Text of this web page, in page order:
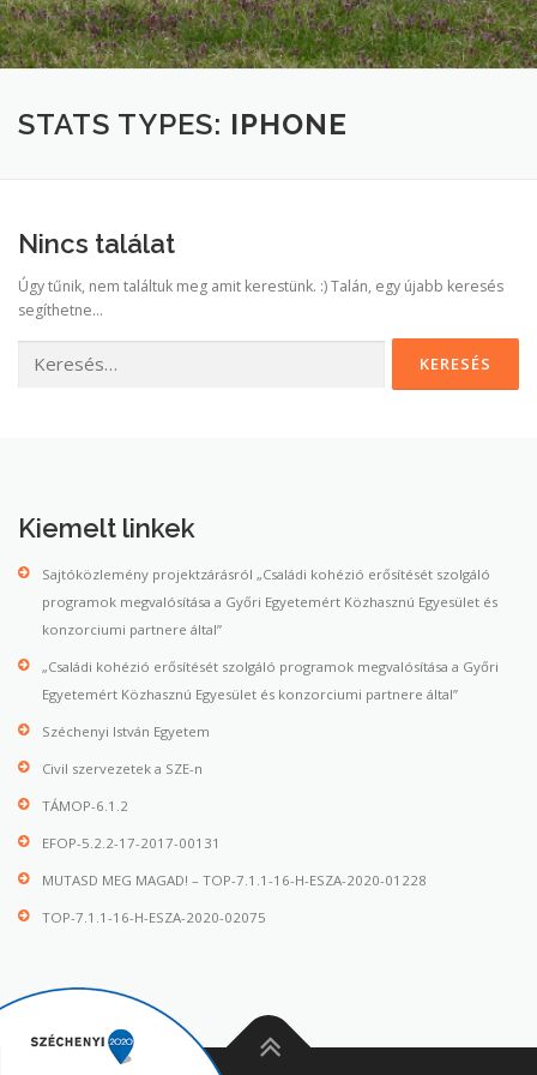
STATS TYPES: IPHONE
Nincs találat
Úgy tűnik, nem találtuk meg amit kerestünk. :) Talán, egy újabb keresés
segíthetne...
Kiemelt linkek
Sajtóközlemény projektzárásról „Családi kohézió erősítését szolgáló
programok megvalósítása a Győri Egyetemért Közhasznú Egyesület és
konzorciumi partnere által”
„Családi kohézió erősítését szolgáló programok megvalósítása a Győri
Egyetemért Közhasznú Egyesület és konzorciumi partnere által”
Széchenyi István Egyetem
Civil szervezetek a SZE-n
TÁMOP-6.1.2
EFOP-5.2.2-17-2017-00131
MUTASD MEG MAGAD! – TOP-7.1.1-16-H-ESZA-2020-01228
TOP-7.1.1-16-H-ESZA-2020-02075